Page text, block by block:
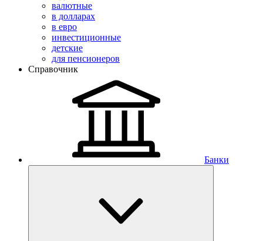
валютные
в долларах
в евро
инвестиционные
детские
для пенсионеров
Справочник
Банки